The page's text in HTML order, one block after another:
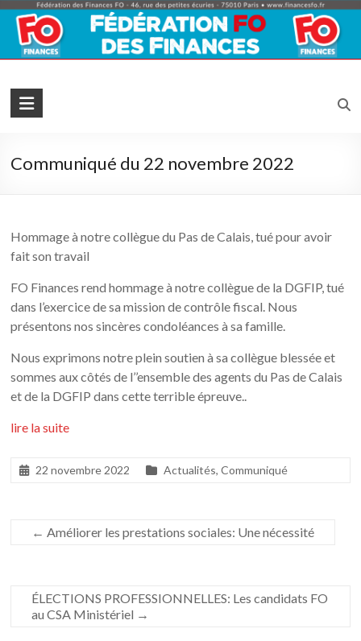
Skip
content
Fédération
Finances
Communiqué du 22 novembre 2022
Hommage à notre collègue du Pas de Calais, tué pour avoir
fait son travail
FO Finances rend hommage à notre collègue de la DGFIP, tué
dans l’exercice de sa mission de contrôle fiscal. Nous
présentons nos sincères condoléances à sa famille.
Nous exprimons notre plein soutien à sa collègue blessée et
sommes aux côtés de l’’ensemble des agents du Pas de Calais
et de la DGFIP dans cette terrible épreuve..
lire la suite
22 novembre 2022 Actualités,Communiqué
← Améliorer les prestations sociales: Une nécessité
ÉLECTIONS PROFESSIONNELLES: Les candidats FO
au CSA Ministériel →